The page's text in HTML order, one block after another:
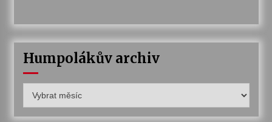
Humpolákův archiv
archiv